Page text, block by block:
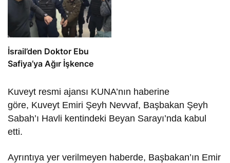
İsrail’den Doktor Ebu
Safiya’ya Ağır İşkence
Kuveyt resmi ajansı KUNA’nın haberine
göre, Kuveyt Emiri Şeyh Nevvaf, Başbakan Şeyh
Sabah’ı Havli kentindeki Beyan Sarayı’nda kabul
etti.
Ayrıntıya yer verilmeyen haberde, Başbakan’ın Emir